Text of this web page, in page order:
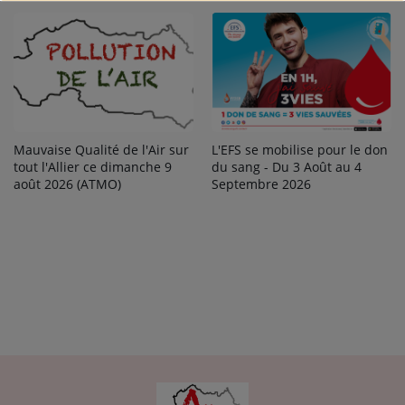
Mauvaise Qualité de l'Air sur
tout l'Allier ce dimanche 9
août 2026 (ATMO)
L'EFS se mobilise pour le don
du sang - Du 3 Août au 4
Septembre 2026